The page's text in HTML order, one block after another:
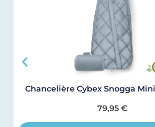
Chancelière Cybex Snogga
79,95 €